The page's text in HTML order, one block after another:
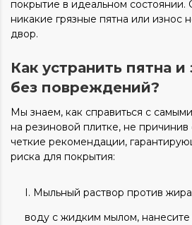
покрытие в идеальном состоянии.
никакие грязные пятна или износ
двор.
Как устранить пятна и
без повреждений?
Мы знаем, как справиться с
на резиновой плитке, не
четкие рекомендации,
риска для покрытия:
Мыльный раствор против
воду с жидким мылом, нанесите